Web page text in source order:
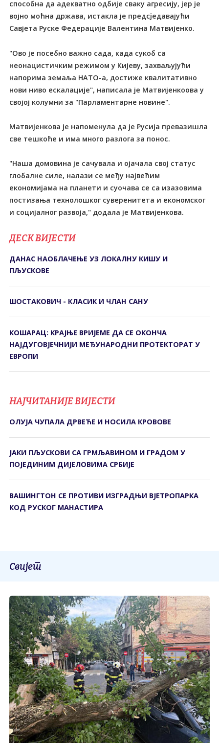
способна да адекватно одбије сваку агресију, јер је
војно моћна држава, истакла је предсjeдавајући
Савјета Руске Федерације Валентина Матвијенко.
"Ово је посебно важно сада, када сукоб са
неонацистичким режимом у Кијеву, захваљујући
напорима земаља НАТО-а, достиже квалитативно
нови ниво ескалације", написала је Матвијенкоова у
својој колумни за "Парламентарне новине".
Матвијенкова је напоменула да је Русија превазишла
све тешкоће и има много разлога за понос.
"Наша домовина је сачувала и ојачала свој статус
глобалне силе, налази се међу највећим
економијама на планети и суочава се са изазовима
постизања технолошког суверенитета и економског
и социјалног развоја," додала је Матвијенкова.
ДЕСК ВИЈЕСТИ
ДАНАС НАОБЛАЧЕЊЕ УЗ ЛОКАЛНУ КИШУ И
ПЉУСКОВЕ
ШОСТАКОВИЧ - КЛАСИК И ЧЛАН САНУ
КОШАРАЦ: КРАЈЊЕ ВРИЈЕМЕ ДА СЕ ОКОНЧА
НАЈДУГОВЈЕЧНИЈИ МЕЂУНАРОДНИ ПРОТЕКТОРАТ У
ЕВРОПИ
НАЈЧИТАНИЈЕ ВИЈЕСТИ
ОЛУЈА ЧУПАЛА ДРВЕЋЕ И НОСИЛА КРОВОВЕ
ЈАКИ ПЉУСКОВИ СА ГРМЉАВИНОМ И ГРАДОМ У
ПОЈЕДИНИМ ДИЈЕЛОВИМА СРБИЈЕ
ВАШИНГТОН СЕ ПРОТИВИ ИЗГРАДЊИ ВЈЕТРОПАРКА
КОД РУСКОГ МАНАСТИРА
Свијет